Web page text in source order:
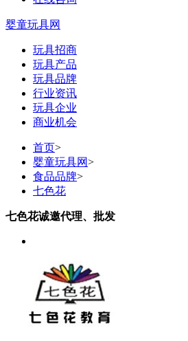
婴童玩具网
玩具招商
玩具产品
玩具品牌
行业资讯
玩具企业
商业机会
首页>
婴童玩具网>
食品品牌>
七色花
七色花诚邀代理、批发